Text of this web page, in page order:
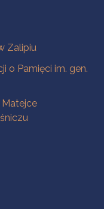
Zalipiu
o Pamięci im. gen.
Matejce